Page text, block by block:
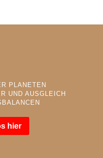
PLANETEN
UND AUSGLEICH
hier